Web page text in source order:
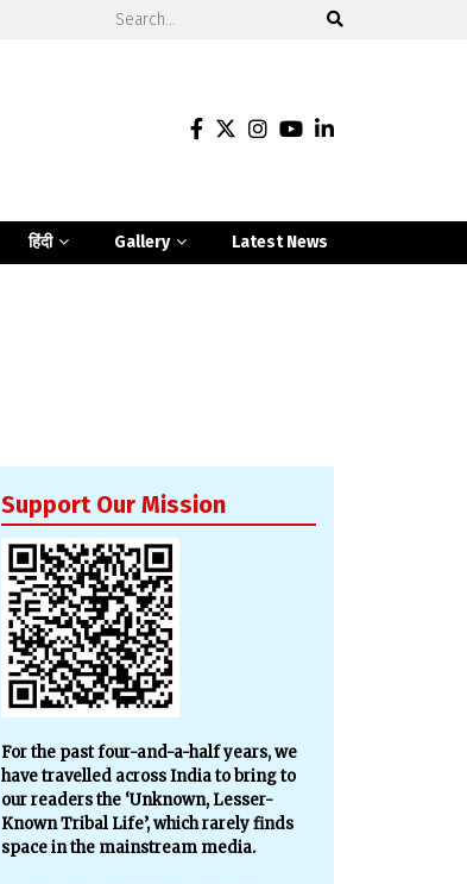
हिंदी Gallery Latest News
Support Our Mission
For the past four-and-a-half years, we
have travelled across India to bring to
our readers the ‘Unknown, Lesser-
Known Tribal Life’, which rarely finds
space in the mainstream media.